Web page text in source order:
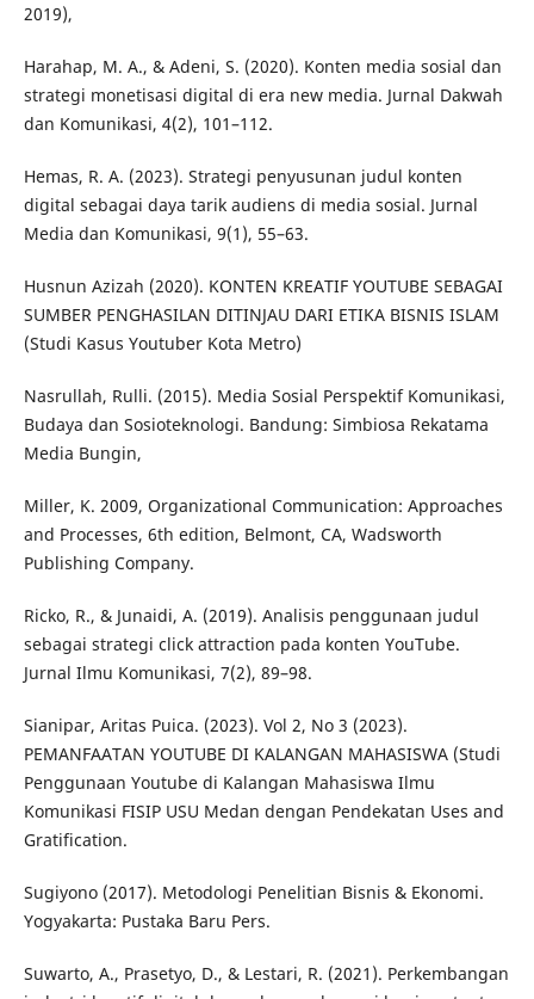
2019),
Harahap, M. A., & Adeni, S. (2020). Konten media sosial dan
strategi monetisasi digital di era new media. Jurnal Dakwah
dan Komunikasi, 4(2), 101–112.
Hemas, R. A. (2023). Strategi penyusunan judul konten
digital sebagai daya tarik audiens di media sosial. Jurnal
Media dan Komunikasi, 9(1), 55–63.
Husnun Azizah (2020). KONTEN KREATIF YOUTUBE SEBAGAI
SUMBER PENGHASILAN DITINJAU DARI ETIKA BISNIS ISLAM
(Studi Kasus Youtuber Kota Metro)
Nasrullah, Rulli. (2015). Media Sosial Perspektif Komunikasi,
Budaya dan Sosioteknologi. Bandung: Simbiosa Rekatama
Media Bungin,
Miller, K. 2009, Organizational Communication: Approaches
and Processes, 6th edition, Belmont, CA, Wadsworth
Publishing Company.
Ricko, R., & Junaidi, A. (2019). Analisis penggunaan judul
sebagai strategi click attraction pada konten YouTube.
Jurnal Ilmu Komunikasi, 7(2), 89–98.
Sianipar, Aritas Puica. (2023). Vol 2, No 3 (2023).
PEMANFAATAN YOUTUBE DI KALANGAN MAHASISWA (Studi
Penggunaan Youtube di Kalangan Mahasiswa Ilmu
Komunikasi FISIP USU Medan dengan Pendekatan Uses and
Gratification.
Sugiyono (2017). Metodologi Penelitian Bisnis & Ekonomi.
Yogyakarta: Pustaka Baru Pers.
Suwarto, A., Prasetyo, D., & Lestari, R. (2021). Perkembangan